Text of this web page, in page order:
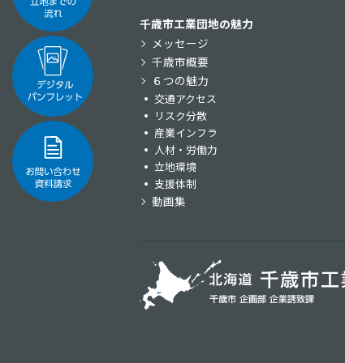
千歳市工業団地の魅力
メッセージ
千歳市概要
６つの魅力
交通アクセス
リスク分散
産業インフラ
人材・労働力
立地環境
支援体制
動画集